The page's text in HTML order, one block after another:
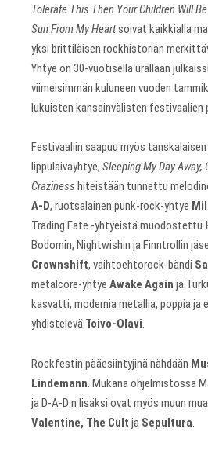
Tolerate This Then Your Children Will
Sun From My Heartsoivat kaikkialla
yksi brittiläisen rockhistorian
Yhtye on 30-vuotisella urallaan
viimeisimmän kuluneen vuoden
lukuisten kansainvälisten festivaalien
Festivaaliin saapuu myös
lippulaivayhtye, Sleeping My Day Away,
Craziness hiteistään tunnettu
A-D, ruotsalainen punk-rock-yhtye
Trading Fate -yhtyeistä muodostettu
Bodomin, Nightwishin ja Finntrollin
Crownshift, vaihtoehtorock-bändi
metalcore-yhtye Awake Again ja
kasvatti, modernia metallia, poppia ja
yhdistelevä Toivo-Olavi.
Rockfestin pääesiintyjinä nähdään
Lindemann. Mukana ohjelmistossa
ja D-A-D:n lisäksi ovat myös muun
Valentine, The Cult ja Sepultura.